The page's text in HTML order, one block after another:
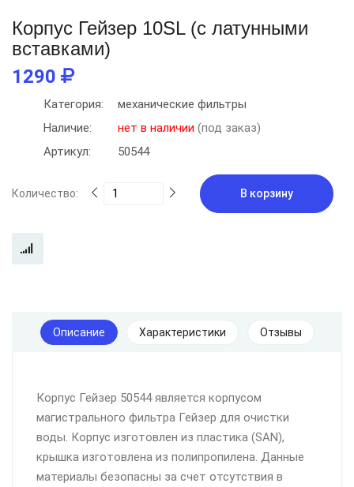
Корпус Гейзер 10SL (с латунными
вставками)
1290
Категория:
механические фильтры
Наличие:
нет в наличии (под заказ)
Артикул:
50544
Количество: В корзину
Описание Характеристики Отзывы
Корпус Гейзер 50544 является корпусом
магистрального фильтра Гейзер для очистки
воды. Корпус изготовлен из пластика (SAN),
крышка изготовлена из полипропилена. Данные
материалы безопасны за счет отсутствия в